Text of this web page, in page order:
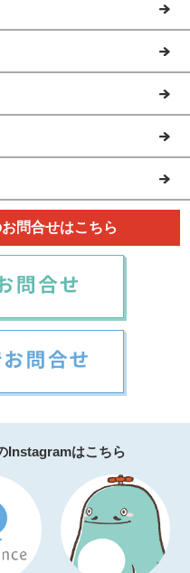
問合せはこちら
Instagramはこちら